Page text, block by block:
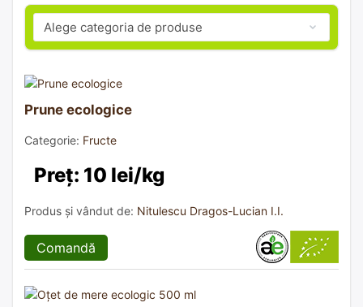
Prune ecologice
Categorie: Fructe
Preț: 10 lei/kg
Produs și vândut de: Nitulescu Dragos-Lucian I.I.
Comandă